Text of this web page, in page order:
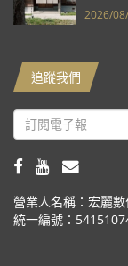
2026/
追蹤我們
營業人名稱：宏麗
統一編號：